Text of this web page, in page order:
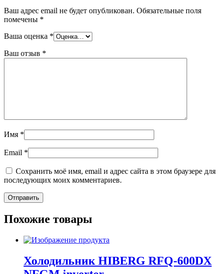
Ваш адрес email не будет опубликован. Обязательные поля
помечены *
Ваша оценка *
Ваш отзыв *
Имя *
Email *
Сохранить моё имя, email и адрес сайта в этом браузере для
последующих моих комментариев.
Похожие товары
Холодильник HIBERG RFQ-600DX